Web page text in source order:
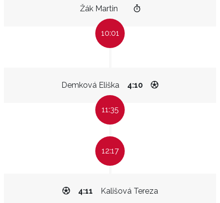
Žák Martin
10:01
Demková Eliška 4:10
11:35
12:17
Kališová Tereza
4:11